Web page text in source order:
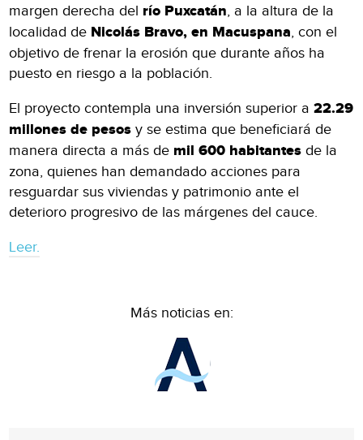
margen derecha del río Puxcatán, a la altura de la
localidad de Nicolás Bravo, en Macuspana, con el
objetivo de frenar la erosión que durante años ha
puesto en riesgo a la población.
El proyecto contempla una inversión superior a22.29
millones de pesos y se estima que beneficiará de
manera directa a más de mil 600 habitantes de la
zona, quienes han demandado acciones para
resguardar sus viviendas y patrimonio ante el
deterioro progresivo de las márgenes del cauce.
Leer.
Más noticias en: